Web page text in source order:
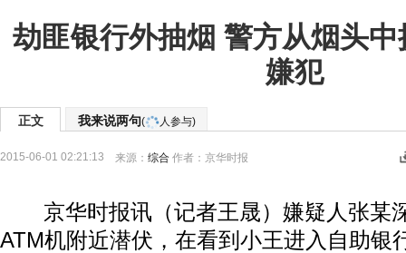
劫匪银行外抽烟 警方从烟头
嫌犯
正文 我来说两句( 人参与)
2015-06-01 02:21:13 来源： 综合 作者：京华时报
京华时报讯（记者王晟）嫌疑人张某
ATM机附近潜伏，在看到小王进入自助银